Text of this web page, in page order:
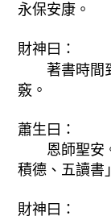
永保安康。
財神曰：
著書時間
竅。
蕭生曰：
恩師聖安
積德、五讀書
財神曰：